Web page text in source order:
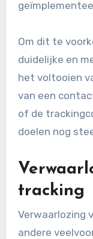
cruciaal om
waarborgen.
Onjuiste
doelen
doelen niet
de